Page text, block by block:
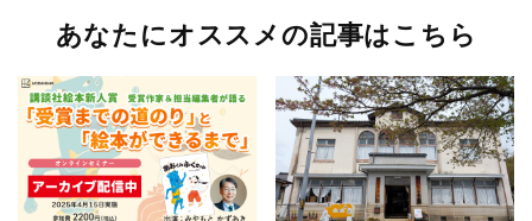
あなたにオススメの記事はこちら